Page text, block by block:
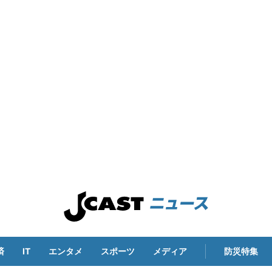
IT エンタメ スポーツ メディア 防災特集